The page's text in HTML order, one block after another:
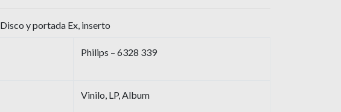
Disco y portada Ex, inserto
Philips – 6328 339
Vinilo, LP, Album